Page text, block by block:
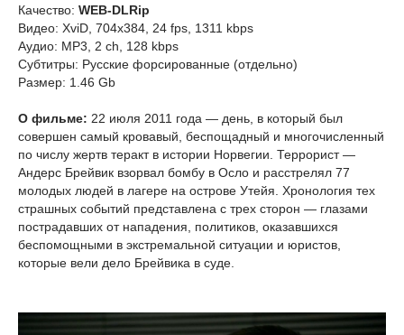
Качество: WEB-DLRip
Видео: XviD, 704x384, 24 fps, 1311 kbps
Аудио: MP3, 2 ch, 128 kbps
Субтитры: Русские форсированные (отдельно)
Размер: 1.46 Gb
О фильме: 22 июля 2011 года — день, в который был
совершен самый кровавый, беспощадный и многочисленный
по числу жертв теракт в истории Норвегии. Террорист —
Андерс Брейвик взорвал бомбу в Осло и расстрелял 77
молодых людей в лагере на острове Утейя. Хронология тех
страшных событий представлена с трех сторон — глазами
пострадавших от нападения, политиков, оказавшихся
беспомощными в экстремальной ситуации и юристов,
которые вели дело Брейвика в суде.